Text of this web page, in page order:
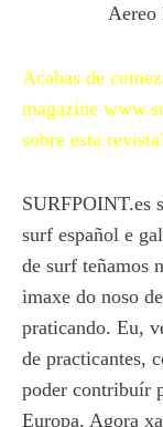
Aereo
Acabas de
magazine
sobre esta
SURFPOINT.es
surf español e
de surf teñamos
imaxe do noso
praticando. Eu,
de practicantes,
poder contribuír
Europa. Agora